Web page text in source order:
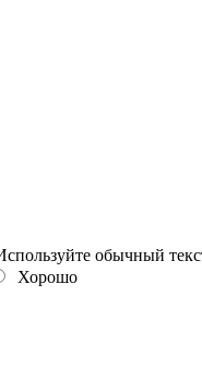
обычный
Хорошо